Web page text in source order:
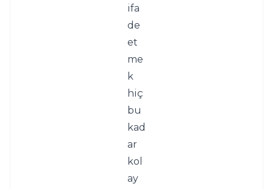
ifa
de
et
me
k
hiç
bu
kad
ar
kol
ay